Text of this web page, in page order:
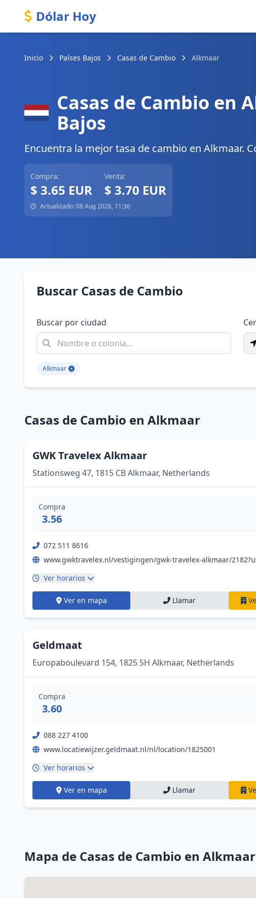
Dólar Hoy
Inicio Países Bajos Casas de Cambio Alkmaar
Casas de Cambio en
Bajos
Encuentra la mejor tasa de cambio en Alkmaar.
Compra:
$ 3.65 EUR
Venta:
$ 3.70 EUR
Actualizado: 08 Aug 2026, 11:36
Buscar Casas de Cambio
Buscar por ciudad
Alkmaar
Casas de Cambio en Alkmaar
GWK Travelex Alkmaar
Stationsweg 47, 1815 CB Alkmaar, Netherlands
Compra
3.56
072 511 8616
Ver horarios
Ver en mapa Llamar
Geldmaat
Europaboulevard 154, 1825 SH Alkmaar, Netherlands
Compra
3.60
088 227 4100
www.locatiewijzer.geldmaat.nl/nl/location/1825001
Ver horarios
Ver en mapa Llamar
Mapa de Casas de Cambio en Alkmaar